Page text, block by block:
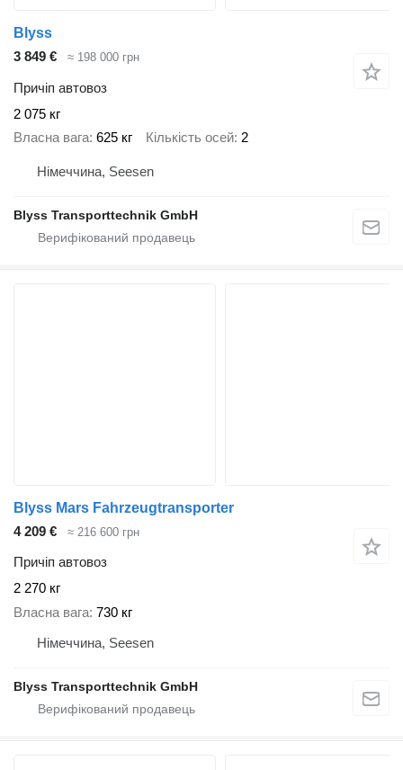
Blyss
3 849 €
≈ 198 000 грн
Причіп автовоз
2 075 кг
Власна вага 625 кг Кількість осей 2
Німеччина, Seesen
Blyss Transporttechnik GmbH
Blyss Mars Fahrzeugtransporter
4 209 €
≈ 216 600 грн
Причіп автовоз
2 270 кг
Власна вага 730 кг
Німеччина, Seesen
Blyss Transporttechnik GmbH